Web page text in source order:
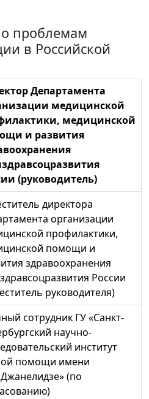
проблемам
в Российской
Департамента
медицинской
медицинской
и развития
(руководитель)
директора
организации
профилактики,
помощи и
здравоохранения
России
руководителя)
сотрудник ГУ «Санкт-
научно-
институт
помощи имени
(по